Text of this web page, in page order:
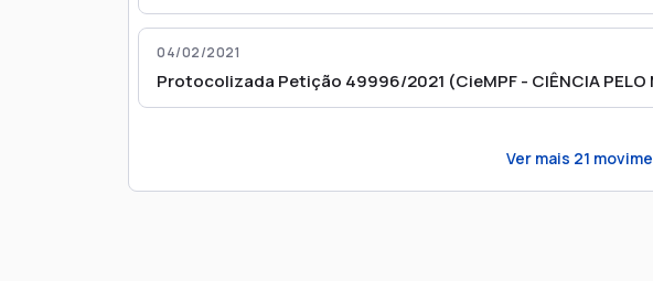
04/02/2021
Protocolizada Petição 49996/2021 (CieMPF - CIÊNCIA PELO
Ver mais 21